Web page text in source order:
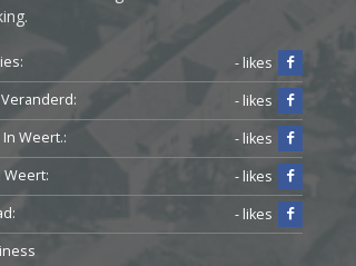
- likes
- likes
Weert.:
- likes
Weert:
- likes
- likes